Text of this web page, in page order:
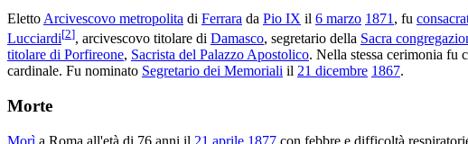
Eletto Arcivescovo metropolita di Ferrara da Pio IX il 6 marzo 1871 , fu
Lucciardi[2], arcivescovo titolare di Damasco, segretario della Sacra
titolare di Porfireone, Sacrista del Palazzo Apostolico. Nella stessa cerimonia fu
cardinale. Fu nominato Segretario dei Memoriali il 21 dicembre 1867.
Morte
Morì a Roma all'età di 76 anni il 21 aprile 1877 con febbre e difficoltà